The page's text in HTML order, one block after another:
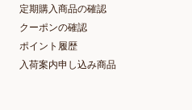
定期購入商品の確認
クーポンの確認
ポイント履歴
入荷案内申し込み商品